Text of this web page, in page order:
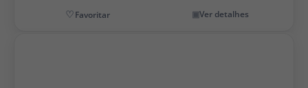
Ver detalhes